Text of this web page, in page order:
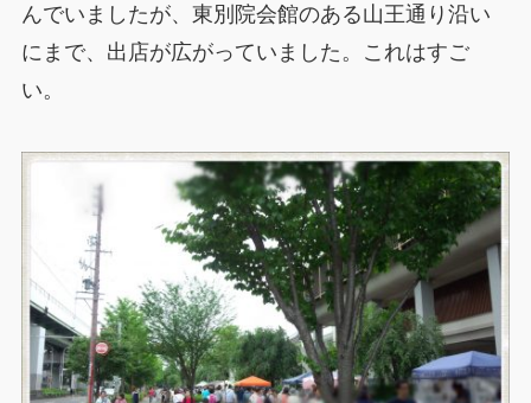
んでいましたが、東別院会館のある山王通り沿い
にまで、出店が広がっていました。これはすご
い。